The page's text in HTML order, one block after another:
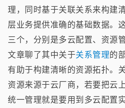
理，同时基于关联关系来构建
层业务提供准确的基础数据。
三个，分别是多云配置、资源
文章聊了其中关于关系管理的
有助于构建清晰的资源拓扑。
资源来源于云厂商，若要把云
统一管理就是要用到多云配置